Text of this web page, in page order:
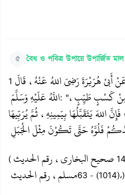
৫ বৈধ ও পবিত্র উপায়ে উপার্জিত মাল
1 أَبيْ هُرَيْرَةَ رَضِيَ اللهُ عَنْهُ، قَالَ
اللَّهُ عَلَيْهِ وَسَلَّمَ: "كَسْبٍ طَيِّبٍ،
اللهَ يَتَقَبَّلُهَا بِيَمِينِهِ، ثُمَّ يُرَبِّيهَا
فَلُوَّهُ حَتَّى تَكُوْنَ مِثْلَ الْجَبَلِ
( صحيح البخاري، رقم الحديث
مسلم، رقم الحديث- (1014)،).